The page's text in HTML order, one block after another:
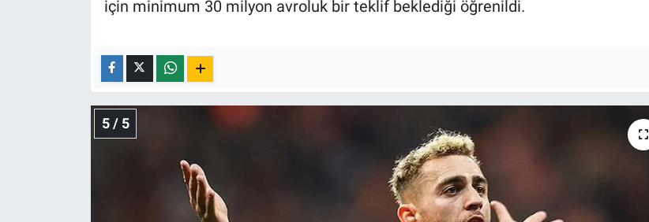
için minimum 30 milyon avroluk bir teklif beklediği öğrenildi.
5 / 5